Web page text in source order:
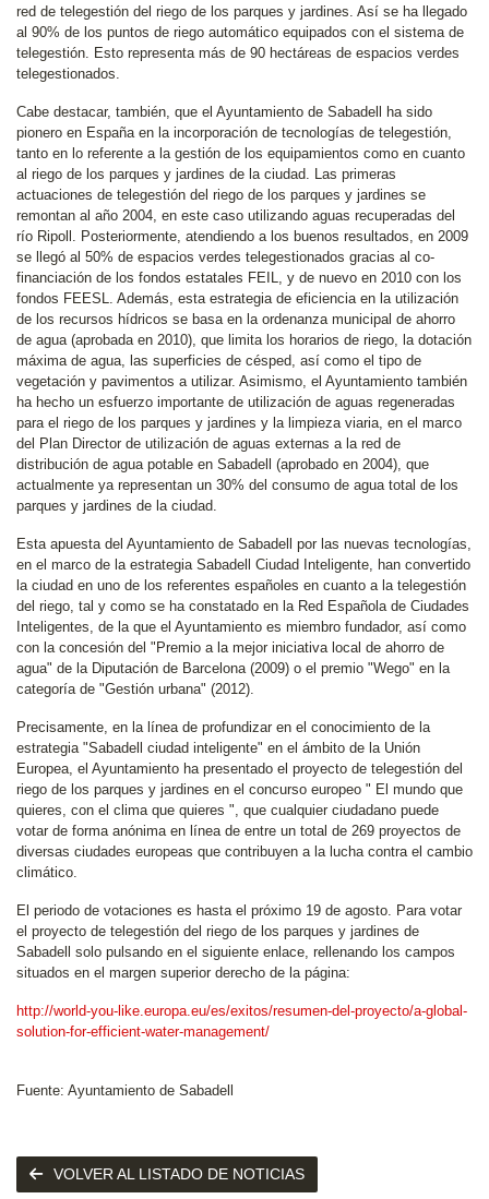
red de telegestión del riego de los parques y jardines. Así se ha llegado
al 90% de los puntos de riego automático equipados con el sistema de
telegestión. Esto representa más de 90 hectáreas de espacios verdes
telegestionados.
Cabe destacar, también, que el Ayuntamiento de Sabadell ha sido
pionero en España en la incorporación de tecnologías de telegestión,
tanto en lo referente a la gestión de los equipamientos como en cuanto
al riego de los parques y jardines de la ciudad. Las primeras
actuaciones de telegestión del riego de los parques y jardines se
remontan al año 2004, en este caso utilizando aguas recuperadas del
río Ripoll. Posteriormente, atendiendo a los buenos resultados, en 2009
se llegó al 50% de espacios verdes telegestionados gracias al co-
financiación de los fondos estatales FEIL, y de nuevo en 2010 con los
fondos FEESL. Además, esta estrategia de eficiencia en la utilización
de los recursos hídricos se basa en la ordenanza municipal de ahorro
de agua (aprobada en 2010), que limita los horarios de riego, la dotación
máxima de agua, las superficies de césped, así como el tipo de
vegetación y pavimentos a utilizar. Asimismo, el Ayuntamiento también
ha hecho un esfuerzo importante de utilización de aguas regeneradas
para el riego de los parques y jardines y la limpieza viaria, en el marco
del Plan Director de utilización de aguas externas a la red de
distribución de agua potable en Sabadell (aprobado en 2004), que
actualmente ya representan un 30% del consumo de agua total de los
parques y jardines de la ciudad.
Esta apuesta del Ayuntamiento de Sabadell por las nuevas tecnologías,
en el marco de la estrategia Sabadell Ciudad Inteligente, han convertido
la ciudad en uno de los referentes españoles en cuanto a la telegestión
del riego, tal y como se ha constatado en la Red Española de Ciudades
Inteligentes, de la que el Ayuntamiento es miembro fundador, así como
con la concesión del "Premio a la mejor iniciativa local de ahorro de
agua" de la Diputación de Barcelona (2009) o el premio "Wego" en la
categoría de "Gestión urbana" (2012).
Precisamente, en la línea de profundizar en el conocimiento de la
estrategia "Sabadell ciudad inteligente" en el ámbito de la Unión
Europea, el Ayuntamiento ha presentado el proyecto de telegestión del
riego de los parques y jardines en el concurso europeo " El mundo que
quieres, con el clima que quieres ", que cualquier ciudadano puede
votar de forma anónima en línea de entre un total de 269 proyectos de
diversas ciudades europeas que contribuyen a la lucha contra el cambio
climático.
El periodo de votaciones es hasta el próximo 19 de agosto. Para votar
el proyecto de telegestión del riego de los parques y jardines de
Sabadell solo pulsando en el siguiente enlace, rellenando los campos
situados en el margen superior derecho de la página:
http://world-you-like.europa.eu/es/exitos/resumen-del-proyecto/a-global-
solution-for-efficient-water-management/
Fuente: Ayuntamiento de Sabadell
VOLVER AL LISTADO DE NOTICIAS